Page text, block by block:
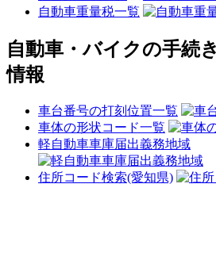
自動車重量税一覧
自動車・バイクの手続
情報
車台番号の打刻位置一覧
車体の形状コード一覧
軽自動車車庫届出義務地域
住所コード検索(愛知県)